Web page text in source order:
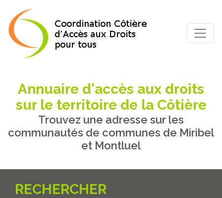
Annuaire d'accès aux droits
sur le territoire de la Côtière
Trouvez une adresse sur les
communautés de communes de Miribel
et Montluel
RECHERCHER